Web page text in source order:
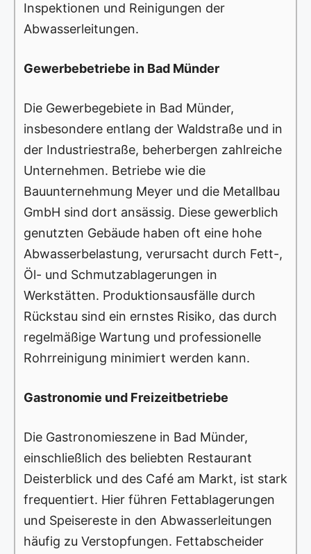
Inspektionen und Reinigungen der
Abwasserleitungen.
Gewerbebetriebe in Bad Münder
Die Gewerbegebiete in Bad Münder,
insbesondere entlang der Waldstraße und in
der Industriestraße, beherbergen zahlreiche
Unternehmen. Betriebe wie die
Bauunternehmung Meyer und die Metallbau
GmbH sind dort ansässig. Diese gewerblich
genutzten Gebäude haben oft eine hohe
Abwasserbelastung, verursacht durch Fett-,
Öl- und Schmutzablagerungen in
Werkstätten. Produktionsausfälle durch
Rückstau sind ein ernstes Risiko, das durch
regelmäßige Wartung und professionelle
Rohrreinigung minimiert werden kann.
Gastronomie und Freizeitbetriebe
Die Gastronomieszene in Bad Münder,
einschließlich des beliebten Restaurant
Deisterblick und des Café am Markt, ist stark
frequentiert. Hier führen Fettablagerungen
und Speisereste in den Abwasserleitungen
häufig zu Verstopfungen. Fettabscheider